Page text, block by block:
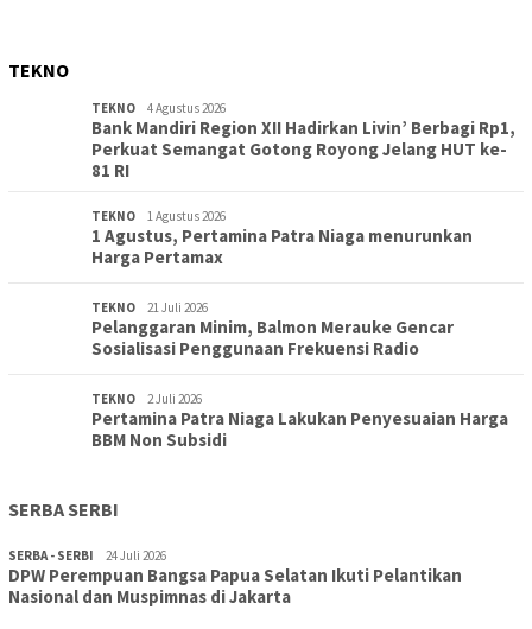
TEKNO
TEKNO 4 Agustus 2026
Bank Mandiri Region XII Hadirkan Livin’ Berbagi Rp1,
Perkuat Semangat Gotong Royong Jelang HUT ke-
81 RI
TEKNO 1 Agustus 2026
1 Agustus, Pertamina Patra Niaga menurunkan
Harga Pertamax
TEKNO 21 Juli 2026
Pelanggaran Minim, Balmon Merauke Gencar
Sosialisasi Penggunaan Frekuensi Radio
TEKNO 2 Juli 2026
Pertamina Patra Niaga Lakukan Penyesuaian Harga
BBM Non Subsidi
SERBA SERBI
SERBA - SERBI 24 Juli 2026
DPW Perempuan Bangsa Papua Selatan Ikuti Pelantikan
Nasional dan Muspimnas di Jakarta
TOPIK 30 Juli 2026
Wujudkan Sekolah Adiwiyata:SD Inpres Polder Merauke